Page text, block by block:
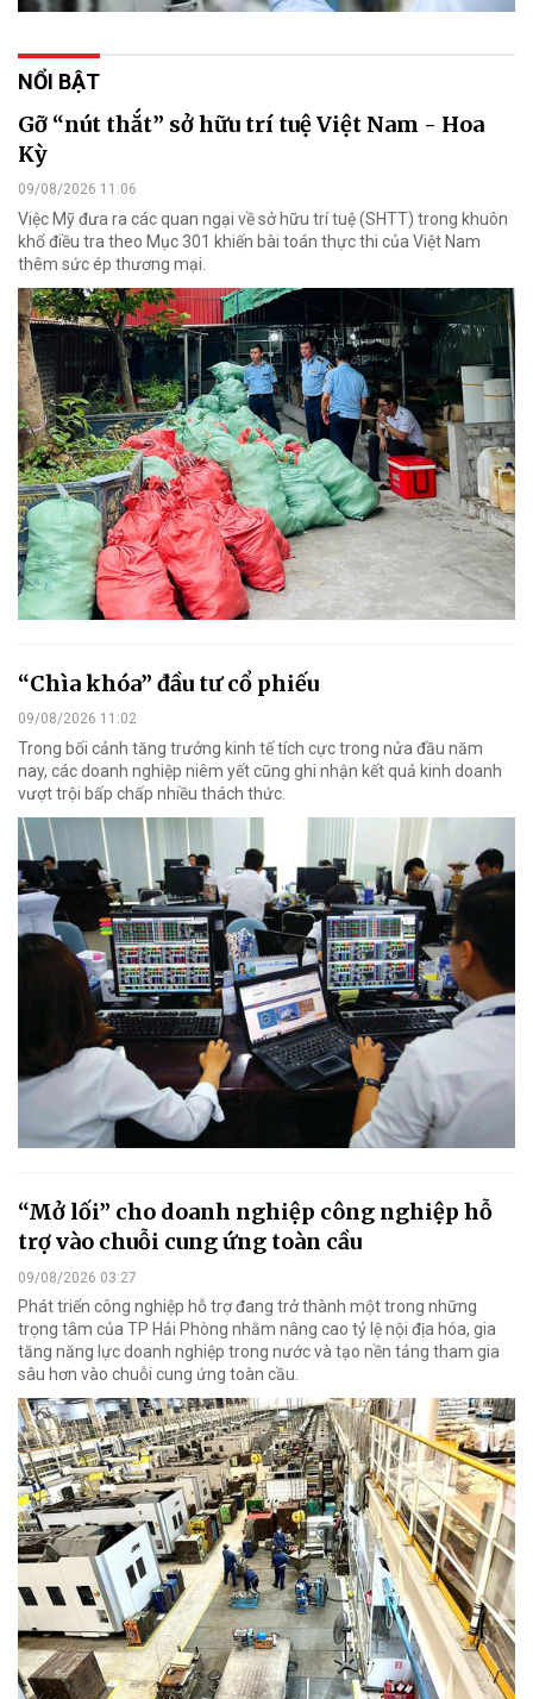
NỔI BẬT
Gỡ “nút thắt” sở hữu trí tuệ Việt Nam - Hoa
Kỳ
09/08/2026 11:06
Việc Mỹ đưa ra các quan ngại về sở hữu trí tuệ (SHTT) trong khuôn
khổ điều tra theo Mục 301 khiến bài toán thực thi của Việt Nam
thêm sức ép thương mại.
“Chìa khóa” đầu tư cổ phiếu
09/08/2026 11:02
Trong bối cảnh tăng trưởng kinh tế tích cực trong nửa đầu năm
nay, các doanh nghiệp niêm yết cũng ghi nhận kết quả kinh doanh
vượt trội bấp chấp nhiều thách thức.
“Mở lối” cho doanh nghiệp công nghiệp hỗ
trợ vào chuỗi cung ứng toàn cầu
09/08/2026 03:27
Phát triển công nghiệp hỗ trợ đang trở thành một trong những
trọng tâm của TP Hải Phòng nhằm nâng cao tỷ lệ nội địa hóa, gia
tăng năng lực doanh nghiệp trong nước và tạo nền tảng tham gia
sâu hơn vào chuỗi cung ứng toàn cầu.